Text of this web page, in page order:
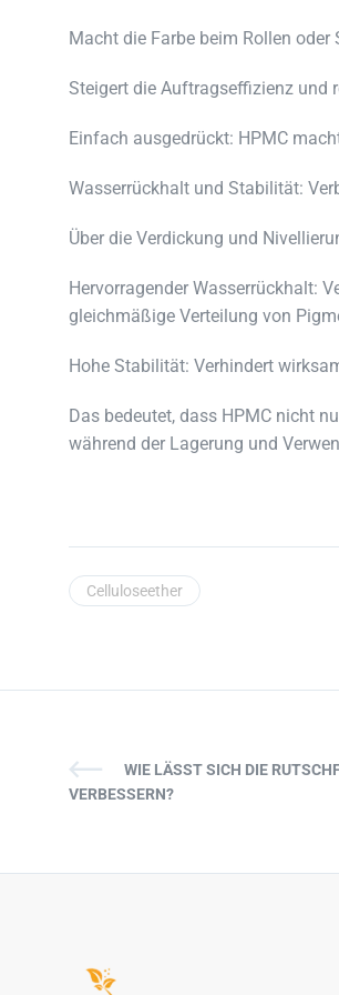
Macht die Farbe beim Rollen
Steigert die Auftragseffizienz und
Einfach ausgedrückt: HPMC
Wasserrückhalt und Stabilität:
Über die Verdickung und
Hervorragender Wasserrückhalt:
gleichmäßige Verteilung von
Hohe Stabilität: Verhindert
Das bedeutet, dass HPMC nicht
während der Lagerung und
Celluloseether
WIE LÄSST SICH DIE
VERBESSERN?